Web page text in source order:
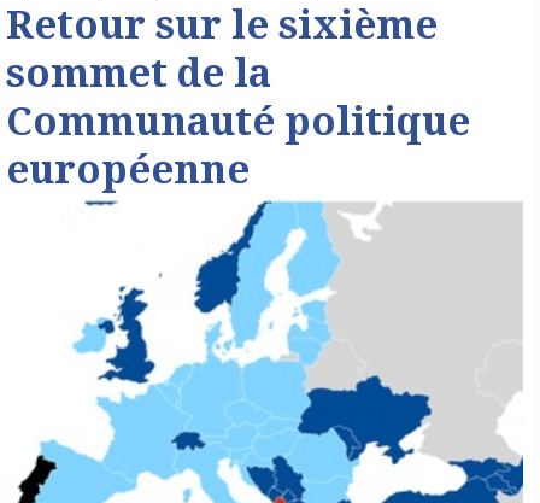
Retour sur le sixième
sommet de la
Communauté politique
européenne